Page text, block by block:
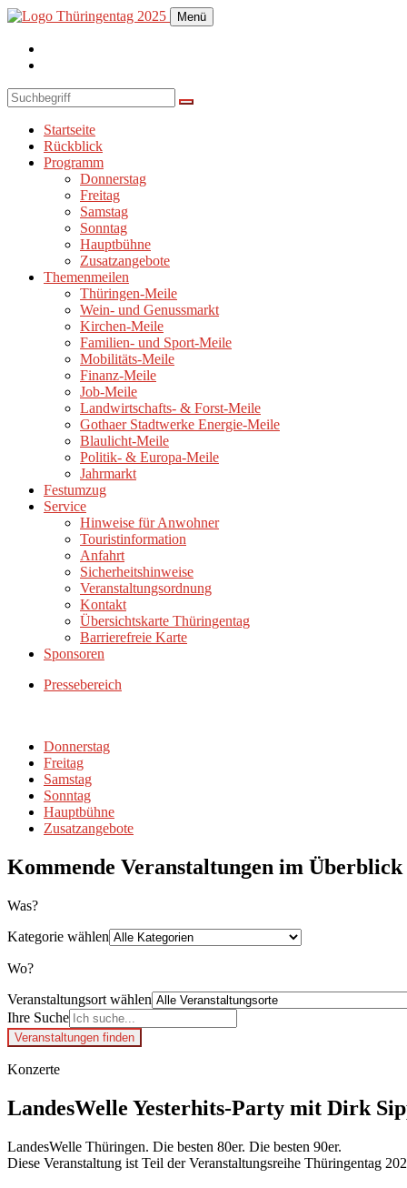
Menü
Startseite
Rückblick
Programm
Donnerstag
Freitag
Samstag
Sonntag
Hauptbühne
Zusatzangebote
Themenmeilen
Thüringen-Meile
Wein- und Genussmarkt
Kirchen-Meile
Familien- und Sport-Meile
Mobilitäts-Meile
Finanz-Meile
Job-Meile
Landwirtschafts- & Forst-Meile
Gothaer Stadtwerke Energie-Meile
Blaulicht-Meile
Politik- & Europa-Meile
Jahrmarkt
Festumzug
Service
Hinweise für Anwohner
Touristinformation
Anfahrt
Sicherheitshinweise
Veranstaltungsordnung
Kontakt
Übersichtskarte Thüringentag
Barrierefreie Karte
Sponsoren
Pressebereich
Donnerstag
Freitag
Samstag
Sonntag
Hauptbühne
Zusatzangebote
Kommende Veranstaltungen im Überblick
Was?
Kategorie wählen
Wo?
Veranstaltungsort wählen
Ihre Suche
Veranstaltungen finden
Konzerte
LandesWelle Yesterhits-Party mit Dirk
LandesWelle Thüringen. Die besten 80er. Die besten 90er. ​​​​​​​
Diese Veranstaltung ist Teil der Veranstaltungsreihe Thüringentag